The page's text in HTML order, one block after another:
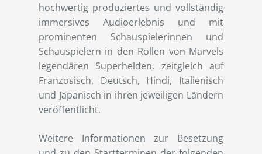
hochwertig produziertes und vollständig
immersives Audioerlebnis und mit
prominenten Schauspielerinnen und
Schauspielern in den Rollen von Marvels
legendären Superhelden, zeitgleich auf
Französisch, Deutsch, Hindi, Italienisch
und Japanisch in ihren jeweiligen Ländern
veröffentlicht.
Weitere Informationen zur Besetzung